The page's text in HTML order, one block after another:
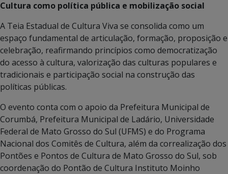
Cultura como política pública e mobilização social
A Teia Estadual de Cultura Viva se consolida como um
espaço fundamental de articulação, formação, proposição e
celebração, reafirmando princípios como democratização
do acesso à cultura, valorização das culturas populares e
tradicionais e participação social na construção das
políticas públicas.
O evento conta com o apoio da Prefeitura Municipal de
Corumbá, Prefeitura Municipal de Ladário, Universidade
Federal de Mato Grosso do Sul (UFMS) e do Programa
Nacional dos Comitês de Cultura, além da correalização dos
Pontões e Pontos de Cultura de Mato Grosso do Sul, sob
coordenação do Pontão de Cultura Instituto Moinho